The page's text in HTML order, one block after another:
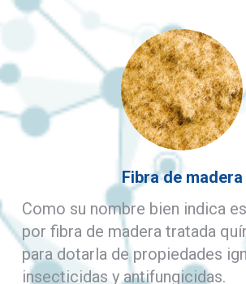
Fibra de madera
Como su nombre bien indica
por fibra de madera tratada
para dotarla de propiedades
insecticidas y antifungicidas.